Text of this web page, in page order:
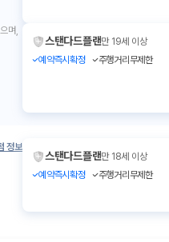
며,
스탠다드플랜만 19세 이상
예약즉시확정
주행거리무제한
정보
스탠다드플랜만 18세 이상
예약즉시확정
주행거리무제한